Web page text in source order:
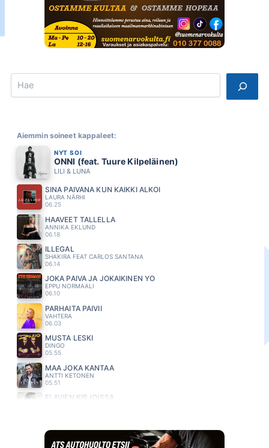
Search
Aiemmin soineet kappaleet:
NYT SOI
ONNI (feat. Tuure Kilpeläinen)
LILI & LUNA
SINÄ PÄIVÄNÄ KUN KAIKKI ALKOI
LAURA NÄRHI
06.25
HAAVEET TALLELLA
ANNIKA EKLUND
06.18
ILLEGAL
SHAKIRA FEAT CARLOS SANTANA
06.14
JOKA PÄIVÄ JA JOKAIKINEN YÖ
EPPU NORMAALI
06.10
PARHAITA PÄIVII
VAHTERA
06.03
MUSTA LESKI
DINGO
05.55
MAA JOKA KANTAA
ANTTI KETONEN
05.51
ELÄVIEN KIRJOISSA
MAMBA
05.44